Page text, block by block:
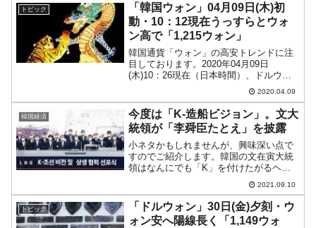
トピック
「韓国ウォン」04月09日(木)初
動・10：12現在うっすらとウォ
ン高で「1,215ウォン」
韓国通貨「ウォン」の高安トレンドに注
目しております。2020年04月09日
(木)10：26現在（日本時間）、ドルウォ
ンチャートは以下のようになっています
（チャートは『Investing.com』より引
用）。また実体線の小さなローソク足
で、始...
2020.04.09
韓国経済
今度は「K-造船ビジョン」。文大
統領が「李舜臣たとえ」を披露
小ネタかもしれませんが、興味深い点で
すのでご紹介します。韓国の文在寅大統
領はなんにでも「K」を付けたがるヘン
な人ですが、2021年09月09日、青瓦台・
大統領府のホームページに「K-造船ビジ
ョンと共生協力宣言式での発言」という
文大統領の演説...
2021.09.10
トピック
「ドルウォン」30日(金)夕刻・ウ
ォン安へ陽線長く「1,149ウォ